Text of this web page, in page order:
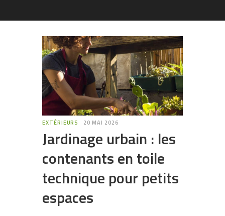
EXTÉRIEURS 20 MAI 2026
Jardinage urbain : les
contenants en toile
technique pour petits
espaces